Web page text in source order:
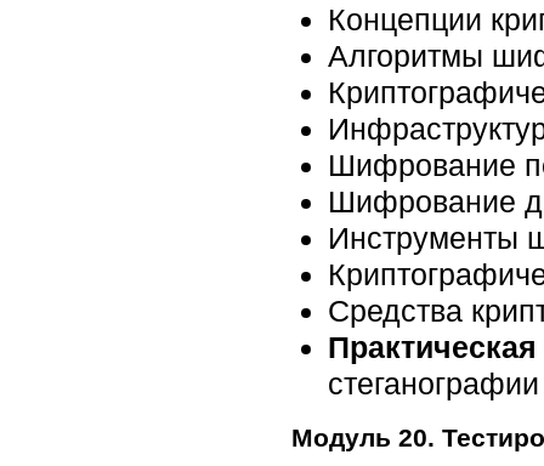
Концепции
Алгоритмы
Шифрование
Шифрование
Инструменты
Средства
стеганографии
Модуль 20.